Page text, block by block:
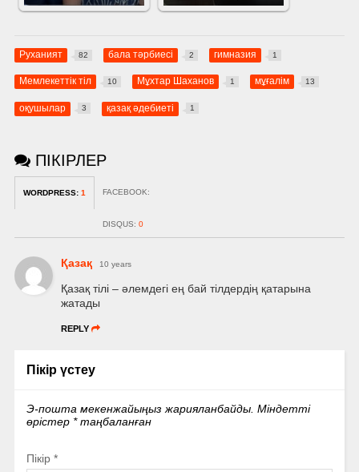
Руханият 82 бала тәрбиесі 2 гимназия 1
Мемлекеттік тіл 10 Мұхтар Шаханов 1 мұғалім 13
оқушылар 3 қазақ әдебиеті 1
ПІКІРЛЕР
WORDPRESS: 1 FACEBOOK:
DISQUS: 0
Қазақ 10 years
Қазақ тілі – әлемдегі ең бай тілдердің қатарына
жатады
REPLY
Пікір үстеу
Э-пошта мекенжайыңыз жарияланбайды. Міндетті
өрістер *таңбаланған
Пікір *